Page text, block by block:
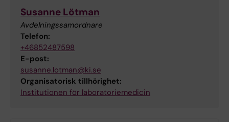
Susanne Lötman
Avdelningssamordnare
Telefon:
+46852487598
E-post:
susanne.lotman@ki.se
Organisatorisk tillhörighet:
Institutionen för laboratoriemedicin